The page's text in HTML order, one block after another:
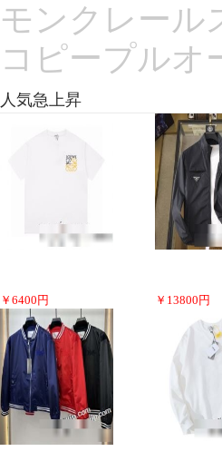
モンクレール
コピープルオ
人気急上昇
￥ 6400 円 ￥ 13800 円